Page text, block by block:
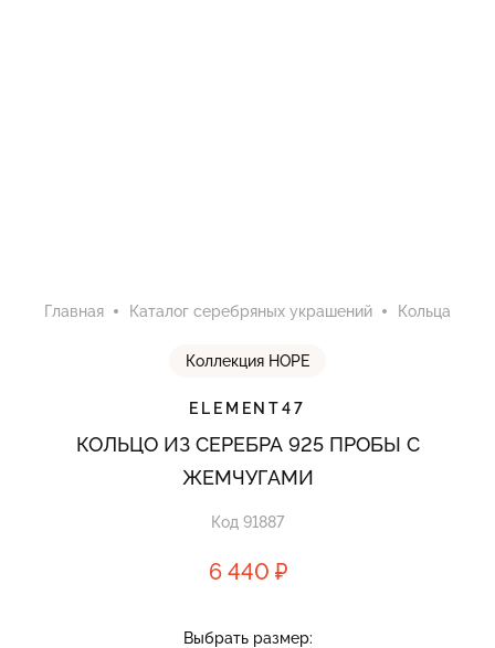
Главная Каталог серебряных украшений Кольца
Коллекция HOPE
ELEMENT47
КОЛЬЦО ИЗ СЕРЕБРА 925 ПРОБЫ С
ЖЕМЧУГАМИ
Код 91887
6 440 ₽
Выбрать размер: